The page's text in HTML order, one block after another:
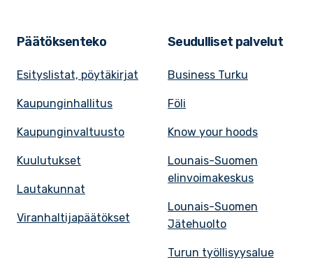
Päätöksenteko
Esityslistat, pöytäkirjat
Kaupunginhallitus
Kaupunginvaltuusto
Kuulutukset
Lautakunnat
Viranhaltijapäätökset
Seudulliset palvelut
Business Turku
Föli
Know your hoods
Lounais-Suomen
elinvoimakeskus
Lounais-Suomen
Jätehuolto
Turun työllisyysalue